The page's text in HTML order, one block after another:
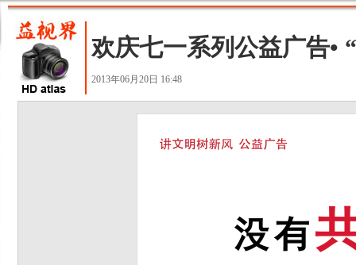
欢庆七一系列公益广告•
2013年06月20日 16:48